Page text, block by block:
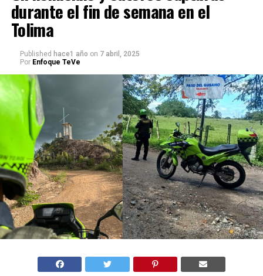
durante el fin de semana en el
Tolima
Published hace1 año on 7 abril, 2025
Por Enfoque TeVe